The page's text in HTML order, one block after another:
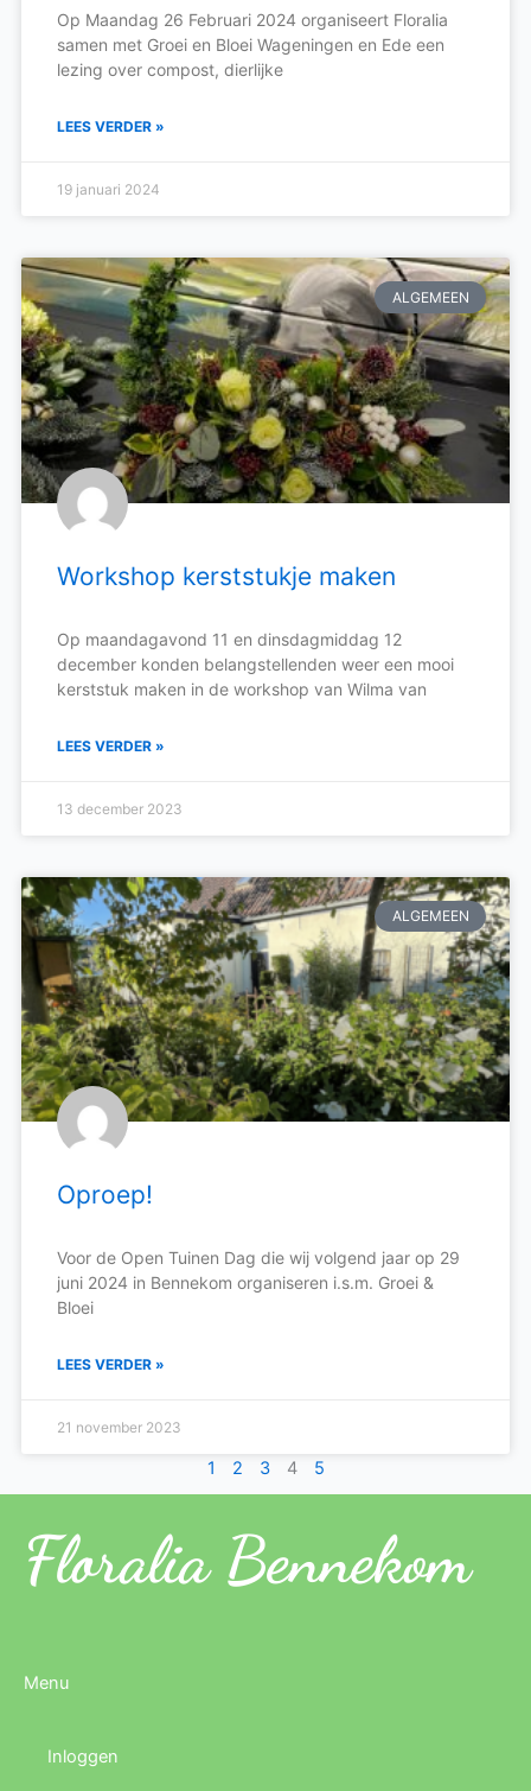
Op Maandag 26 Februari 2024 organiseert Floralia
samen met Groei en Bloei Wageningen en Ede een
lezing over compost, dierlijke
LEES VERDER »
19 januari 2024
ALGEMEEN
Workshop kerststukje maken
Op maandagavond 11 en dinsdagmiddag 12
december konden belangstellenden weer een mooi
kerststuk maken in de workshop van Wilma van
LEES VERDER »
13 december 2023
ALGEMEEN
Oproep!
Voor de Open Tuinen Dag die wij volgend jaar op 29
juni 2024 in Bennekom organiseren i.s.m. Groei &
Bloei
LEES VERDER »
21 november 2023
1 2 3 4 5
Floralia Bennekom
Menu
Inloggen